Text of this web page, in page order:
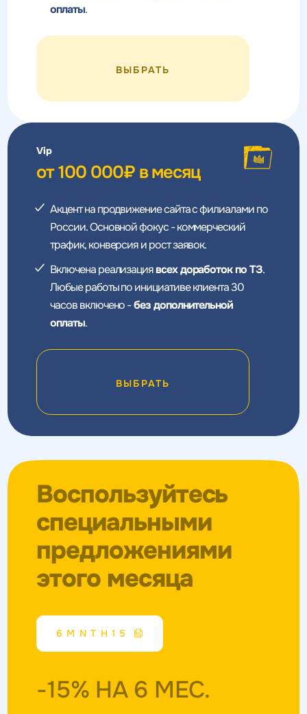
оплаты.
ВЫБРАТЬ
Vip
от 100 000₽ в месяц
Акцент на продвижение сайта с филиалами по
России. Основной фокус - коммерческий
трафик, конверсия и рост заявок.
Включена реализациявсех доработок по ТЗ.
Любые работы по инициативе клиента 30
часов включено -без дополнительной
оплаты.
ВЫБРАТЬ
Воспользуйтесь
специальными
предложениями
этого месяца
6MNTH15
-15% НА 6 МЕС.